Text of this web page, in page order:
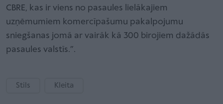
CBRE, kas ir viens no pasaules lielākajiem
uzņēmumiem komercīpašumu pakalpojumu
sniegšanas jomā ar vairāk kā 300 birojiem dažādās
pasaules valstīs.”.
Stils Kleita